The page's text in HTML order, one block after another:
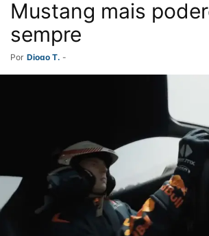
Mustang mais
sempre
Por Diogo T. -